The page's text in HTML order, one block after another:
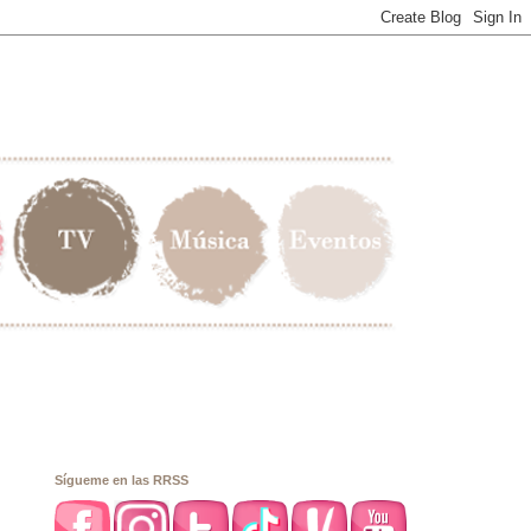
Sígueme en las RRSS